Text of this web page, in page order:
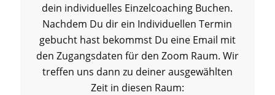
dein individuelles Einzelcoaching Buchen.
Nachdem Du dir ein Individuellen Termin
gebucht hast bekommst Du eine Email mit
den Zugangsdaten für den Zoom Raum. Wir
treffen uns dann zu deiner ausgewählten
Zeit in diesen Raum: